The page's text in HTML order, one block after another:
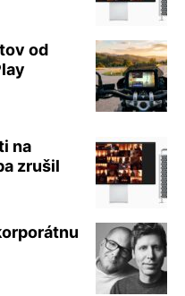
od
na
zrušil